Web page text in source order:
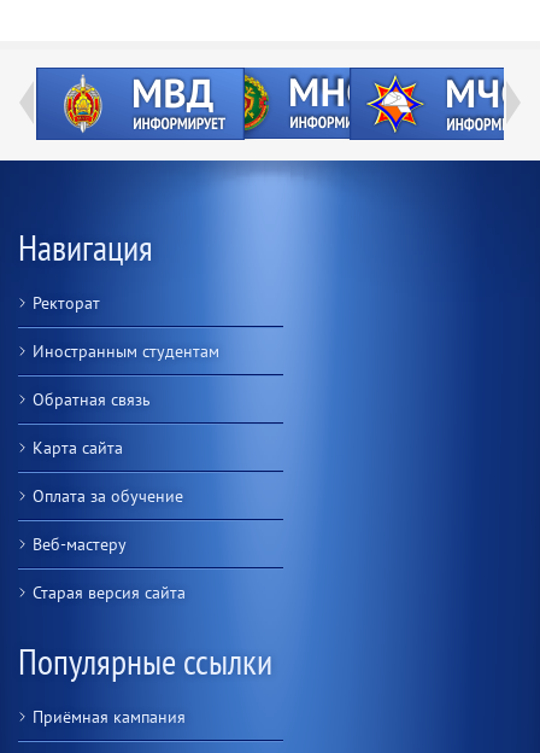
Навигация
Ректорат
Иностранным студентам
Обратная связь
Карта сайта
Оплата за обучение
Веб-мастеру
Старая версия сайта
Популярные ссылки
Приёмная кампания